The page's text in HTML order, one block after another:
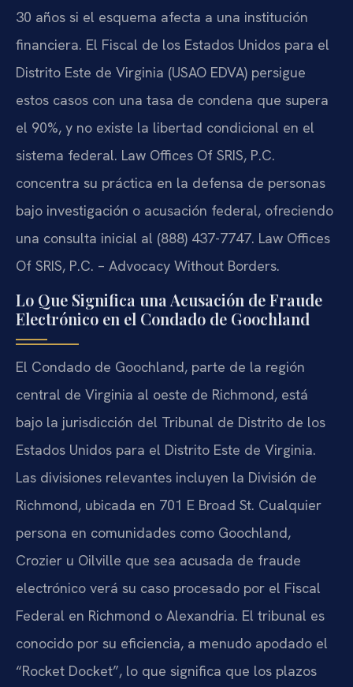
30 años si el esquema afecta a una institución
financiera. El Fiscal de los Estados Unidos para el
Distrito Este de Virginia (USAO EDVA) persigue
estos casos con una tasa de condena que supera
el 90%, y no existe la libertad condicional en el
sistema federal. Law Offices Of SRIS, P.C.
concentra su práctica en la defensa de personas
bajo investigación o acusación federal, ofreciendo
una consulta inicial al (888) 437-7747. Law Offices
Of SRIS, P.C. – Advocacy Without Borders.
Lo Que Significa una Acusación de Fraude
Electrónico en el Condado de Goochland
El Condado de Goochland, parte de la región
central de Virginia al oeste de Richmond, está
bajo la jurisdicción del Tribunal de Distrito de los
Estados Unidos para el Distrito Este de Virginia.
Las divisiones relevantes incluyen la División de
Richmond, ubicada en 701 E Broad St. Cualquier
persona en comunidades como Goochland,
Crozier u Oilville que sea acusada de fraude
electrónico verá su caso procesado por el Fiscal
Federal en Richmond o Alexandria. El tribunal es
conocido por su eficiencia, a menudo apodado el
“Rocket Docket”, lo que significa que los plazos